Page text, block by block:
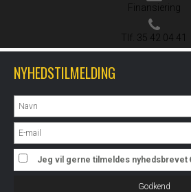
Finansiering
Tlf. 35 42 04 41
NYHEDSTILMELDING
Jeg vil gerne tilmeldes nyhedsbrevet
Godkend